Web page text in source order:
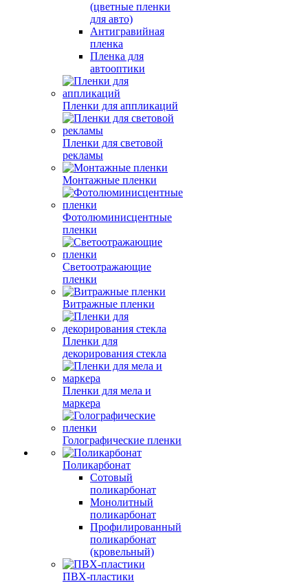
(цветные пленки
для авто)
Антигравийная
пленка
Пленка для
автооптики
Пленки для аппликаций
Пленки для световой
рекламы
Монтажные пленки
Фотолюминисцентные
пленки
Светоотражающие
пленки
Витражные пленки
Пленки для
декорирования стекла
Пленки для мела и
маркера
Голографические пленки
Поликарбонат
Сотовый
поликарбонат
Монолитный
поликарбонат
Профилированный
поликарбонат
(кровельный)
ПВХ-пластики